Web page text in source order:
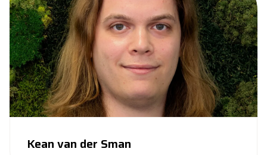
Kean van der Sman